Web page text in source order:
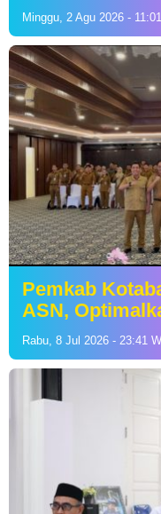
Minggu, 2 Agu 2026 -
Pemkab
ASN,
Rabu, 8 Jul 2026 - 23:41